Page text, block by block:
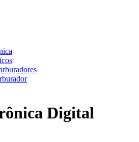
Digital